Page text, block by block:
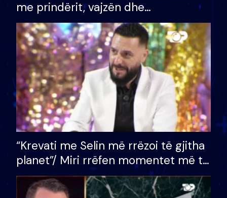
me prindërit, vajzën dhe
bashkëshorten: S’kemi ndonjë letër
divorci apo jo?
“Krevati me Selin më rrëzoi të gjitha
planet”/ Miri rrëfen momentet më të
bukura në shtëpinë e BB VIP: Do më
mungojë zilja e mëngjesit kur…